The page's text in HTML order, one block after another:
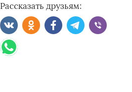
Рассказать друзьям: